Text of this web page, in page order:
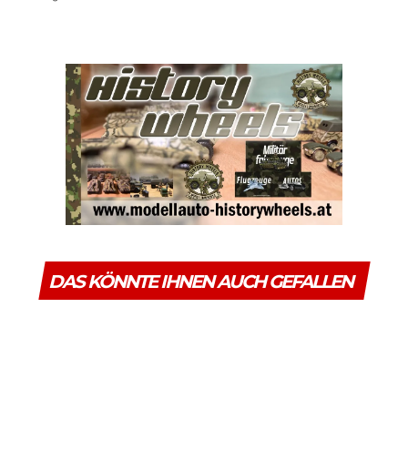
DAS KÖNNTE IHNEN AUCH GEFALLEN